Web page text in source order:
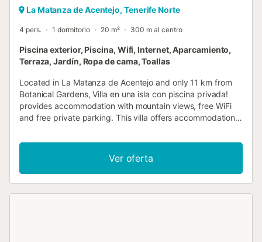
La Matanza de Acentejo, Tenerife Norte
4 pers. 1 dormitorio 20 m² 300 m al centro
Piscina exterior, Piscina, Wifi, Internet, Aparcamiento,
Terraza, Jardín, Ropa de cama, Toallas
Located in La Matanza de Acentejo and only 11 km from
Botanical Gardens, Villa en una isla con piscina privada!
provides accommodation with mountain views, free WiFi
and free private parking. This villa offers accommodation
Ver oferta